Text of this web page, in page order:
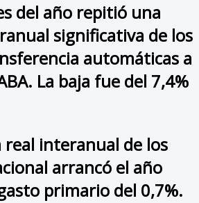
del año repitió una
significativa de los
automáticas a
La baja fue del 7,4%
real interanual de los
arrancó el año
primario del 0,7%.